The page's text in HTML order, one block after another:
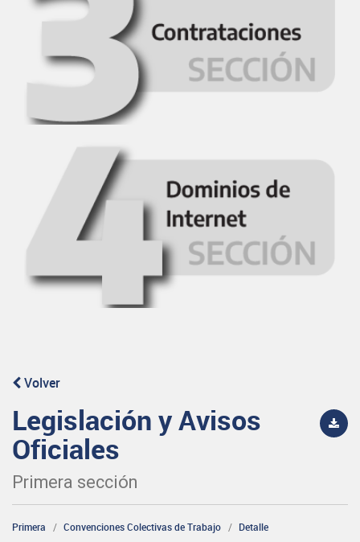
Volver
Legislación y Avisos
Oficiales
Primera sección
Primera Convenciones Colectivas de Trabajo Detalle